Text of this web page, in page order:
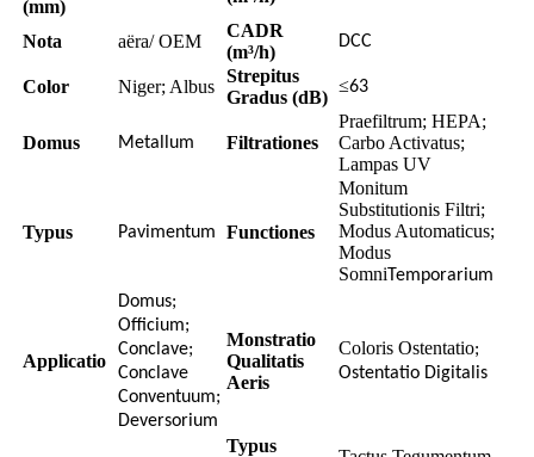
(mm)
Nota aëra/ OEM
CADR
(m³/h)
DCC
Color Niger; Albus
Strepitus
Gradus (dB)
≤63
Domus Metallum Filtrationes
Praefiltrum; HEPA;
Carbo Activatus;
Lampas UV
Typus Pavimentum Functiones
Monitum
Substitutionis Filtri;
Modus Automaticus;
Modus
SomniTemporarium
Applicatio
Domus;
Officium;
Conclave;
Conclave
Conventuum;
Deversorium
Monstratio
Qualitatis
Aeris
Coloris Ostentatio;
Ostentatio Digitalis
Typus